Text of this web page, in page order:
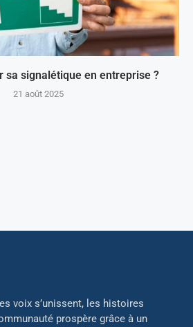
sa signalétique en entreprise ?
21 août 2025
voix s’unissent, les histoires
prospère grâce à un